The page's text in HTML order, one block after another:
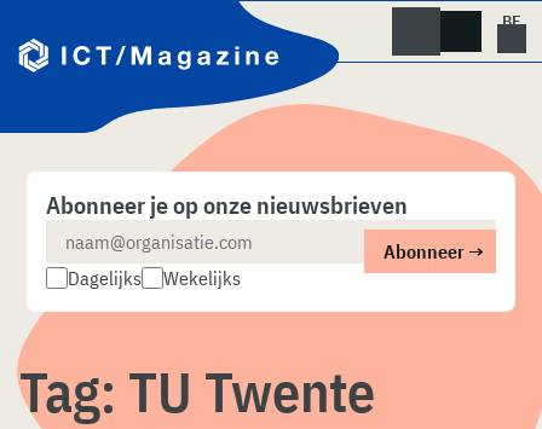
naar
content
Abonneer je op onze nieuwsbrieven
Dagelijks Wekelijks
Tag: TU Twente